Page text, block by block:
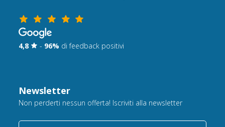
4,8 - 96% di feedback positivi
Newsletter
Non perderti nessun offerta! Iscriviti alla newsletter